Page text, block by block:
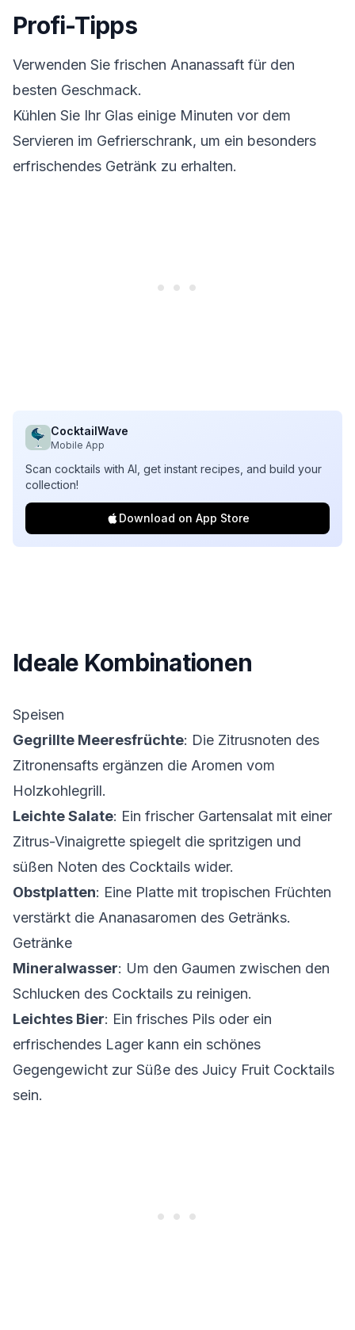
Profi-Tipps
Verwenden Sie frischen Ananassaft für den
besten Geschmack.
Kühlen Sie Ihr Glas einige Minuten vor dem
Servieren im Gefrierschrank, um ein besonders
erfrischendes Getränk zu erhalten.
CocktailWave
Mobile App
Scan cocktails with AI, get instant recipes, and build your
collection!
Download on App Store
Ideale Kombinationen
Speisen
Gegrillte Meeresfrüchte: Die Zitrusnoten des
Zitronensafts ergänzen die Aromen vom
Holzkohlegrill.
Leichte Salate: Ein frischer Gartensalat mit einer
Zitrus-Vinaigrette spiegelt die spritzigen und
süßen Noten des Cocktails wider.
Obstplatten: Eine Platte mit tropischen Früchten
verstärkt die Ananasaromen des Getränks.
Getränke
Mineralwasser: Um den Gaumen zwischen den
Schlucken des Cocktails zu reinigen.
Leichtes Bier: Ein frisches Pils oder ein
erfrischendes Lager kann ein schönes
Gegengewicht zur Süße des Juicy Fruit Cocktails
sein.